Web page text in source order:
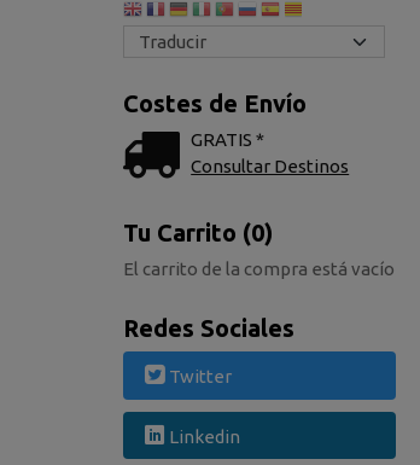
Costes de Envío
GRATIS *
Consultar Destinos
Tu Carrito (0)
El carrito de la compra está vacío
Redes Sociales
Twitter
Linkedin